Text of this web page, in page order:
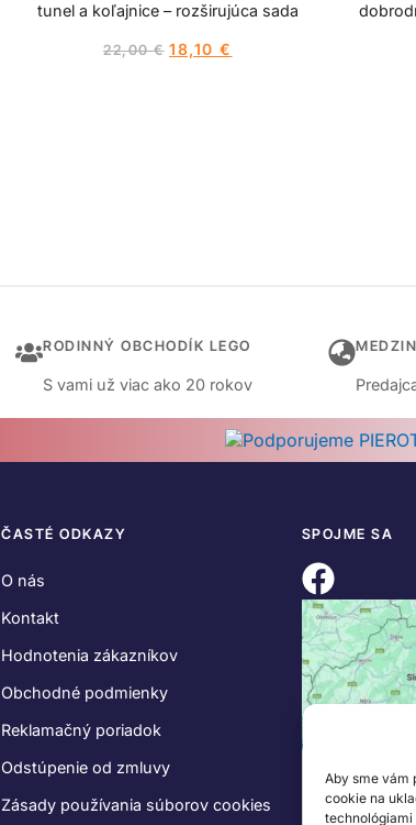
Aby sme vám
cookie na
technológiami
tunel a koľajnice – rozširujúca sada
22,00€ 18,10 €
RODINNÝ OBCHODÍK LEGO
S vami už viac ako 20 rokov
ČASTÉ ODKAZY
O nás
Kontakt
Hodnotenia zákazníkov
Obchodné podmienky
Reklamačný poriadok
Odstúpenie od zmluvy
Zásady používania súborov cookies
SPOJME SA